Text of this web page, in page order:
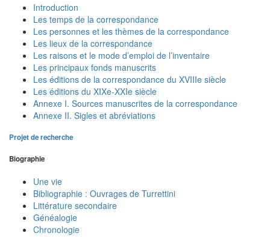
Introduction
Les temps de la correspondance
Les personnes et les thèmes de la correspondance
Les lieux de la correspondance
Les raisons et le mode d’emploi de l’inventaire
Les principaux fonds manuscrits
Les éditions de la correspondance du XVIIIe siècle
Les éditions du XIXe-XXIe siècle
Annexe I. Sources manuscrites de la correspondance
Annexe II. Sigles et abréviations
Projet de recherche
Biographie
Une vie
Bibliographie : Ouvrages de Turrettini
Littérature secondaire
Généalogie
Chronologie